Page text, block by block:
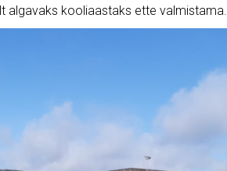
algavaks kooliaastaks ette valmistama.